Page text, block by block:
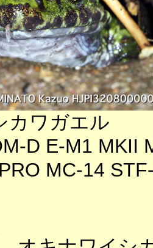
カワガエル
D E-M1 MKII
MC-14